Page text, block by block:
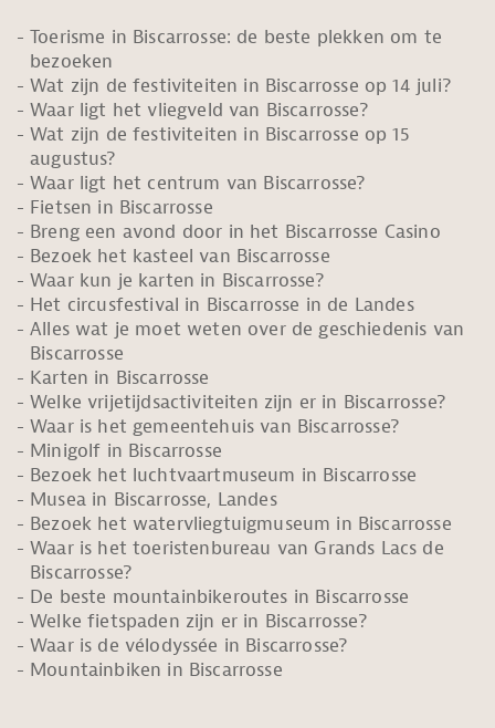
Toerisme in Biscarrosse: de beste plekken om te
bezoeken
Wat zijn de festiviteiten in Biscarrosse op 14 juli?
Waar ligt het vliegveld van Biscarrosse?
Wat zijn de festiviteiten in Biscarrosse op 15
augustus?
Waar ligt het centrum van Biscarrosse?
Fietsen in Biscarrosse
Breng een avond door in het Biscarrosse Casino
Bezoek het kasteel van Biscarrosse
Waar kun je karten in Biscarrosse?
Het circusfestival in Biscarrosse in de Landes
Alles wat je moet weten over de geschiedenis van
Biscarrosse
Karten in Biscarrosse
Welke vrijetijdsactiviteiten zijn er in Biscarrosse?
Waar is het gemeentehuis van Biscarrosse?
Minigolf in Biscarrosse
Bezoek het luchtvaartmuseum in Biscarrosse
Musea in Biscarrosse, Landes
Bezoek het watervliegtuigmuseum in Biscarrosse
Waar is het toeristenbureau van Grands Lacs de
Biscarrosse?
De beste mountainbikeroutes in Biscarrosse
Welke fietspaden zijn er in Biscarrosse?
Waar is de vélodyssée in Biscarrosse?
Mountainbiken in Biscarrosse